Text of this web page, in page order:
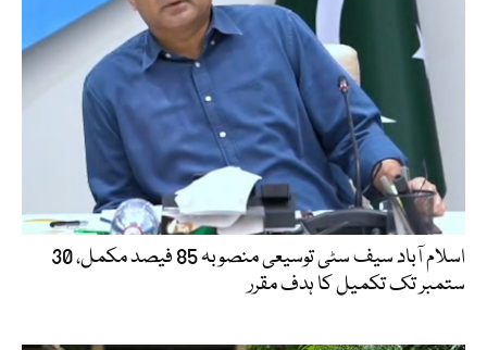
اسلام آباد سیف سٹی توسیعی منصوبہ 85 فیصد مکمل، 30
ستمبر تک تکمیل کا ہدف مقرر